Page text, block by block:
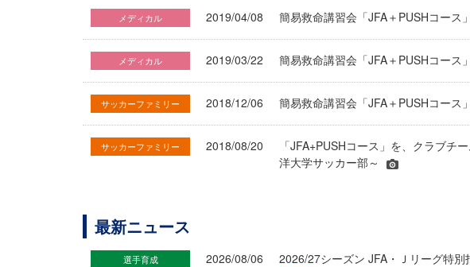
メディカル 2019/04/08 簡易救命講習会「JFA＋PUSHコース
メディカル 2019/03/22 簡易救命講習会「JFA＋PUSHコース
サッカーファミリー 2018/12/06 簡易救命講習会「JFA＋PUSHコース
サッカーファミリー 2018/08/20
「JFA+PUSHコース」を、クラブ
洋大学サッカー部～
最新ニュース
選手育成 2026/08/06 2026/27シーズン JFA・Ｊリーグ特